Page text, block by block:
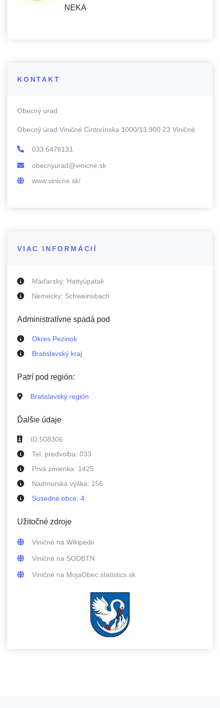
NEKA
KONTAKT
Obecný úrad
Obecný úrad Viničné Cintorínska 1000/13 900 23 Viničné
033 6476131
obecnyurad@vinicne.sk
www.vinicne.sk/
VIAC INFORMÁCIÍ
Maďarsky: Hattyúpatak
Nemecky: Schweinsbach
Administratívne spadá pod
Okres Pezinok
Bratislavský kraj
Patrí pod región:
Bratislavský región
Ďalšie údaje
ID:508306
Tel. predvolba: 033
Prvá zmienka: 1425
Nadmorská výška: 156
Susedné obce: 4
Užitočné zdroje
Viničné na Wikipédii
Viničné na SODBTN
Viničné na MojaObec.statistics.sk